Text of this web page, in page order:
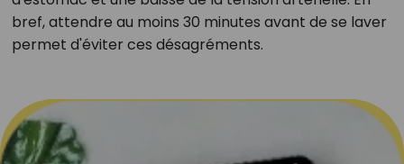
bref, attendre au moins 30 minutes avant de se laver
permet d'éviter ces désagréments.